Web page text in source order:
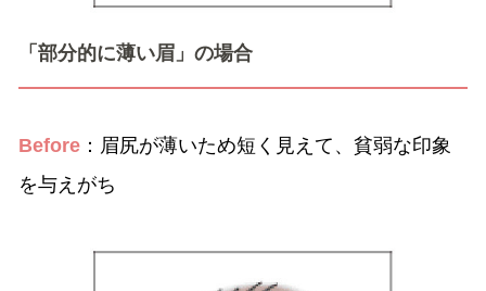
「部分的に薄い眉」の場合
Before ：眉尻が薄いため短く見えて、貧弱な印象
を与えがち